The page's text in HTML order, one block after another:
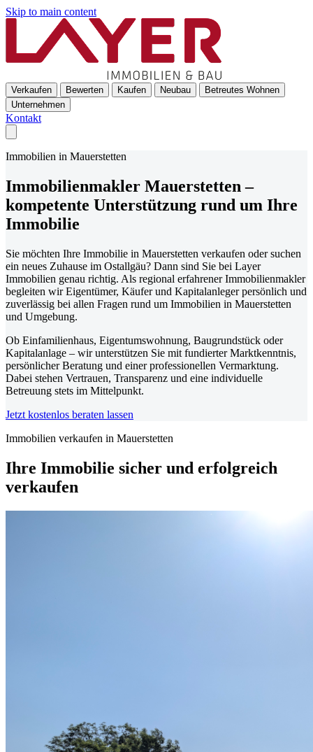
Skip to main content
Verkaufen Bewerten Kaufen Neubau
Betreutes Wohnen
Unternehmen
Kontakt
Immobilien in Mauerstetten
Immobilienmakler Mauerstetten –
kompetente Unterstützung rund um Ihre
Immobilie
Sie möchten Ihre Immobilie in Mauerstetten verkaufen oder suchen
ein neues Zuhause im Ostallgäu? Dann sind Sie bei Layer
Immobilien genau richtig. Als regional erfahrener Immobilienmakler
begleiten wir Eigentümer, Käufer und Kapitalanleger persönlich und
zuverlässig bei allen Fragen rund um Immobilien in Mauerstetten
und Umgebung.
Ob Einfamilienhaus, Eigentumswohnung, Baugrundstück oder
Kapitalanlage – wir unterstützen Sie mit fundierter Marktkenntnis,
persönlicher Beratung und einer professionellen Vermarktung.
Dabei stehen Vertrauen, Transparenz und eine individuelle
Betreuung stets im Mittelpunkt.
Jetzt kostenlos beraten lassen
Immobilien verkaufen in Mauerstetten
Ihre Immobilie sicher und erfolgreich
verkaufen